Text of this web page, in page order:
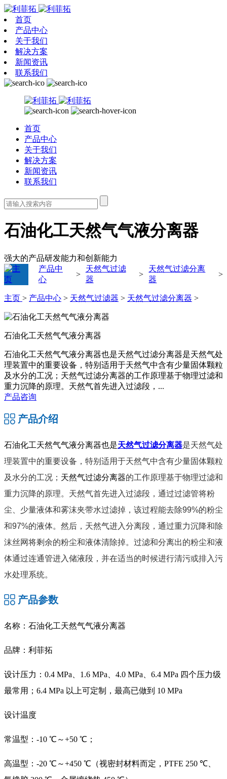
首页
产品中心
关于我们
解决方案
新闻资讯
联系我们
首页
产品中心
关于我们
解决方案
新闻资讯
联系我们
石油化工天然气气液分离器
强大的产品研发能力和创新能力
产品中
心
>
天然气过滤
器
>
天然气过滤分离
器
>
主页 > 产品中心 > 天然气过滤器 > 天然气过滤分离器 >
石油化工天然气气液分离器
石油化工天然气气液分离器也是天然气过滤分离器是天然气处
理装置中的重要设备，特别适用于天然气中含有少量固体颗粒
及水分的工况；天然气过滤分离器的工作原理基于物理过滤和
重力沉降的原理。天然气首先进入过滤段，...
产品咨询
产品介绍
石油化工天然气气液分离器也是天然气过滤分离器是天然气处
理装置中的重要设备，特别适用于天然气中含有少量固体颗粒
及水分的工况； 天然气过滤分离器的工作原理基于物理过滤和
重力沉降的原理。天然气首先进入过滤段，通过过滤管将粉
尘、少量液体和雾沫夹带水过滤掉，该过程能去除99%的粉尘
和97%的液体。然后，天然气进入分离段，通过重力沉降和除
沫丝网将剩余的粉尘和液体清除掉。过滤和分离出的粉尘和液
体通过连通管进入储液段，并在适当的时候进行清污或排入污
水处理系统。
产品参数
名称：石油化工天然气气液分离器
品牌：利菲拓
设计压力：0.4 MPa、1.6 MPa、4.0 MPa、6.4 MPa 四个压力级
最常用；6.4 MPa 以上可定制，最高已做到 10 MPa
设计温度
常温型：-10 ℃～+50 ℃；
高温型：-20 ℃～+450 ℃（视密封材料而定，PTFE 250 ℃、